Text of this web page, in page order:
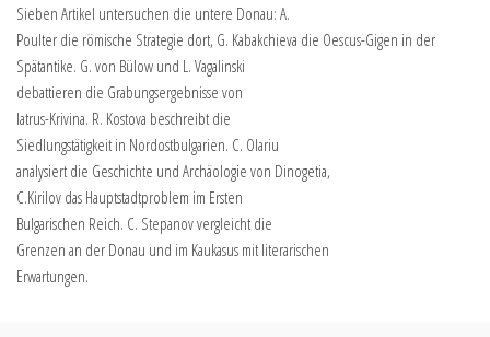
Sieben Artikel untersuchen die untere Donau: A.
Poulter die römische Strategie dort, G. Kabakchieva die Oescus-Gigen in der
Spätantike. G. von Bülow und L. Vagalinski
debattieren die Grabungsergebnisse von
Iatrus-Krivina. R. Kostova beschreibt die
Siedlungstätigkeit in Nordostbulgarien. C. Olariu
analysiert die Geschichte und Archäologie von Dinogetia,
C.Kirilov das Hauptstadtproblem im Ersten
Bulgarischen Reich. C. Stepanov vergleicht die
Grenzen an der Donau und im Kaukasus mit literarischen
Erwartungen.